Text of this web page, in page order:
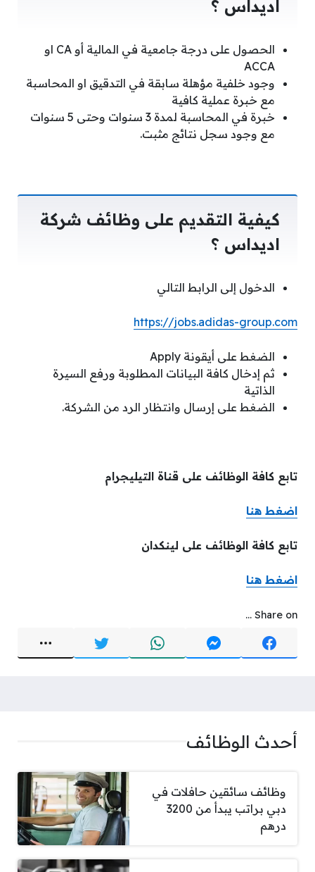
اديداس ؟
الحصول على درجة جامعية في المالية أو CA او
ACCA
وجود خلفية مؤهلة سابقة في التدقيق او المحاسبة
مع خبرة عملية كافية
خبرة في المحاسبة لمدة 3 سنوات وحتى 5 سنوات
مع وجود سجل نتائج مثبت.
كيفية التقديم على وظائف شركة
اديداس ؟
الدخول إلى الرابط التالي
https://jobs.adidas-group.com
الضغط على أيقونة Apply
ثم إدخال كافة البيانات المطلوبة ورفع السيرة
الذاتية
الضغط على إرسال وانتظار الرد من الشركة.
تابع كافة الوظائف على قناة التيليجرام
اضغط هنا
تابع كافة الوظائف على لينكدان
اضغط هنا
Share on ...
أحدث الوظائف
وظائف سائقين حافلات في
دبي براتب يبدأ من 3200
درهم